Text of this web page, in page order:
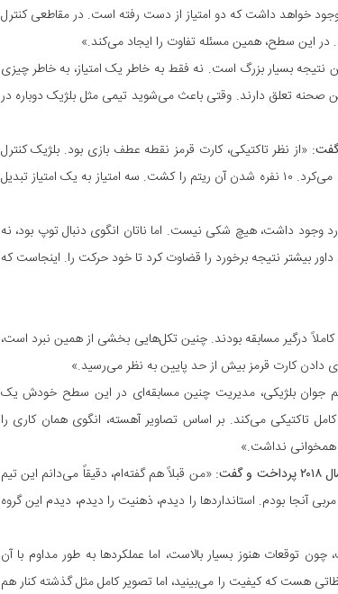
خواهد داشت که دو امتیاز از دست رفته است. در مقاطعی کنترل
این سطح، همین مسئله تفاوت را ایجاد می‌کند.»
نتیجه بسیار بزرگ است. نه فقط به خاطر یک امتیاز، به خاطر چیزی
صحنه تعلق دارند. وقتی باعث می‌شوید تیمی مثل بلژیک دوباره در
«از نظر تاکتیکی، کارت قرمز نقطه عطف بازی بود. بلژیک کنترل
مسابقه را در اختیار داشت، ریتم می‌گرفت و موقعیت‌هایی ایجاد می‌کرد. ۱۰ نفره شدن آن ریتم را کشت. سه امتیاز به یک امتیاز تبدیل
وجود داشت، هیچ شکی نیست. اما ناتان انگوی دنبال توپ بود، نه
بیشتر نتیجه برخورد را قضاوت کرد تا خود حرکت را. اینجاست که
درگیر مسابقه بودند. چنین تکل‌هایی بخشی از همین نبرد است،
دادن کارت قرمز بیش از حد پایین به نظر می‌رسید.»
جوان بلژیکی، مدیریت چنین مسابقه‌ای در این سطح خودش یک
تاکتیکی می‌کند. بر اساس تصاویر آهسته، انگوی همان کاری را
همخوانی نداشت.»
«من قبلاً هم گفته‌ام، دقیقاً می‌دانم این تیم
چون در سال ۲۰۱۸ به عنوان دستیار مربی آنجا بودم. استانداردها را دیدم، ذهنیت را دیدم، دیدم این گروه
هنوز بسیار بالاست، اما عملکردها به طور مداوم با آن
هست که کیفیت را می‌بینید، اما تصویر کامل مثل گذشته کنار هم